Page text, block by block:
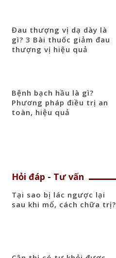
Đau thượng vị dạ dày là
gì? 3 Bài thuốc giảm đau
thượng vị hiệu quả
Bệnh bạch hầu là gì?
Phương pháp điều trị an
toàn, hiệu quả
Hỏi đáp - Tư vấn
Tại sao bị lác ngược lại
sau khi mổ, cách chữa trị?